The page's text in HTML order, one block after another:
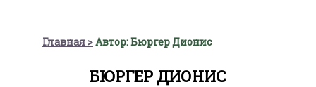
Главная Автор: Бюргер Дионис
БЮРГЕР ДИОНИС